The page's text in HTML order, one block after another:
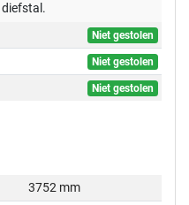
diefstal.
Niet gestolen
Niet gestolen
Niet gestolen
3752 mm